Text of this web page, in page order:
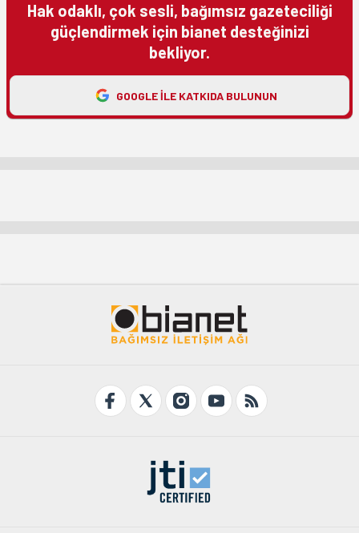
Hak odaklı, çok sesli, bağımsız gazeteciliği
güçlendirmek için bianet desteğinizi
bekliyor.
GOOGLE ILE KATKIDA BULUNUN